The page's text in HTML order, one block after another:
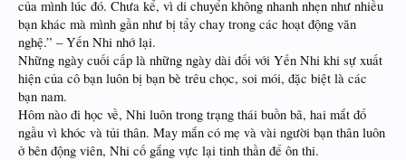
của mình lúc đó. Chưa kể, vì di chuyển không nhanh nhẹn như nhiều
bạn khác mà mình gần như bị tẩy chay trong các hoạt động văn
nghệ.” – Yến Nhi nhớ lại.
Những ngày cuối cấp là những ngày dài đối với Yến Nhi khi sự xuất
hiện của cô bạn luôn bị bạn bè trêu chọc, soi mói, đặc biệt là các
bạn nam.
Hôm nào đi học về, Nhi luôn trong trạng thái buồn bã, hai mắt đổ
ngầu vì khóc và tủi thân. May mắn có mẹ và vài người bạn thân luôn
ở bên động viên, Nhi cố gắng vực lại tinh thần để ôn thi.